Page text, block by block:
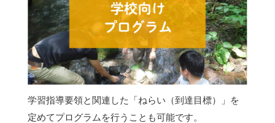
学習指導要領と関連した「ねらい（到達目標）」を
定めてプログラムを行うことも可能です。